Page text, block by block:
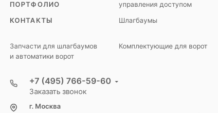
ПОРТФОЛИО
КОНТАКТЫ
управления доступом
Шлагбаумы
Запчасти для шлагбаумов
и автоматики ворот
Комплектующие для ворот
+7 (495) 766-59-60
Заказать звонок
г. Москва